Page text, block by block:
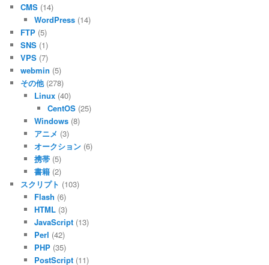
CMS (14)
WordPress(14)
FTP (5)
SNS (1)
VPS (7)
webmin (5)
その他(278)
Linux(40)
CentOS (25)
Windows(8)
アニメ (3)
オークション(6)
携帯(5)
書籍(2)
スクリプト (103)
Flash (6)
HTML(3)
JavaScript(13)
Perl (42)
PHP(35)
PostScript(11)